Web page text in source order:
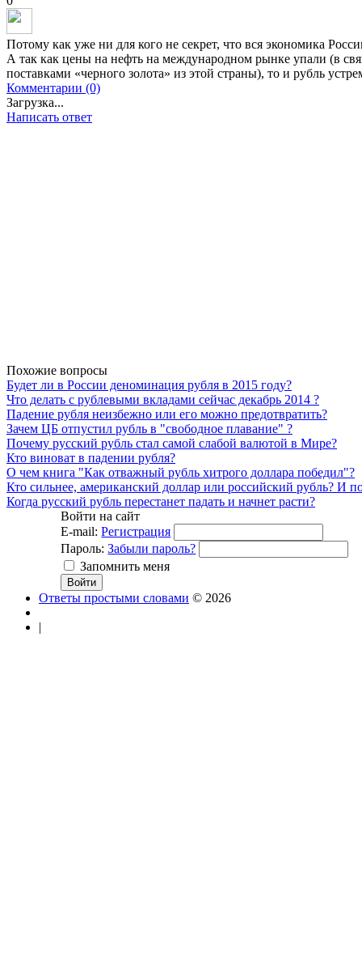
Потому как уже ни для кого не секрет, что вся экономика
А так как цены на нефть на международном рынке упали (в
поставками «черного золота» из этой страны), то и рубль
Комментарии (0)
Загрузка...
Написать ответ
Похожие вопросы
Будет ли в России деноминация рубля в 2015 году?
Что делать с рублевыми вкладами сейчас декабрь 2014 ?
Падение рубля неизбежно или его можно предотвратить?
Зачем ЦБ отпустил рубль в "свободное плавание" ?
Почему русский рубль стал самой слабой валютой в Мире?
Кто виноват в падении рубля?
О чем книга "Как отважный рубль хитрого доллара победил"?
Кто сильнее, американский доллар или российский рубль? И
Когда русский рубль перестанет падать и начнет расти?
Войти на сайт
E-mail: Регистрация
Пароль: Забыли пароль?
Запомнить меня
Ответы простыми словами © 2026
|